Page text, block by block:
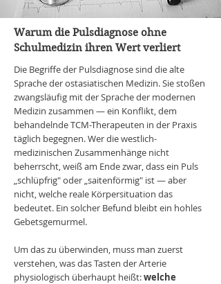
Warum die Pulsdiagnose ohne
Schulmedizin ihren Wert verliert
Die Begriffe der Pulsdiagnose sind die alte
Sprache der ostasiatischen Medizin. Sie stoßen
zwangsläufig mit der Sprache der modernen
Medizin zusammen — ein Konflikt, dem
behandelnde TCM-Therapeuten in der Praxis
täglich begegnen. Wer die westlich-
medizinischen Zusammenhänge nicht
beherrscht, weiß am Ende zwar, dass ein Puls
„schlüpfrig" oder „saitenförmig" ist — aber
nicht, welche reale Körpersituation das
bedeutet. Ein solcher Befund bleibt ein hohles
Gebetsgemurmel.
Um das zu überwinden, muss man zuerst
verstehen, was das Tasten der Arterie
physiologisch überhaupt heißt:welche